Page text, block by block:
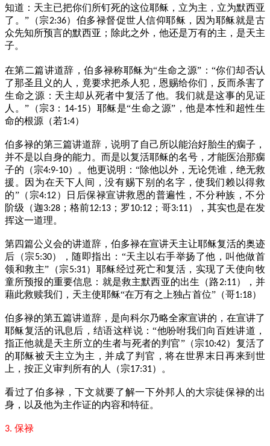
知道：天主已把你们所钉死的这位耶稣，立为主，立为默西亚
了。”（宗2:36）伯多禄督促世人信仰耶稣，因为耶稣就是古
众先知所预言的默西亚；除此之外，他还是万有的主，是天主
子。
在第二篇讲道辞，伯多禄称耶稣为“生命之源”：“你们却否认
了那圣且义的人，竟要求把杀人犯，恩赐给你们，反而杀害了
生命之源：天主却从死者中复活了他。我们就是这事的见证
人。”（宗3： 14-15）耶稣是“生命之源”，他是本性和超性生
命的根源（若1:4）
伯多禄的第三篇讲道辞，说明了自己所以能治好胎生的瘸子，
并不是以自身的能力。而是以复活耶稣的名号，才能医治那瘸
子的（宗4:9-10）。他更说明：“除他以外，无论凭谁，绝无救
援。因为在天下人间，没有赐下别的名字，使我们赖以得救
的”（宗4:12）日后保禄宣讲救恩的普遍性，不分种族，不分
阶级（迦3:28 ；格前12:13 ；罗10:12 ；哥3:11），其实也是在发
挥这一道理。
第四篇公义会的讲道辞，伯多禄在宣讲天主让耶稣复活的奥迹
后（宗5:30），随即指出：“天主以右手举扬了他，叫他做首
领和救主”（宗5:31）耶稣经过死亡和复活，实现了天使向牧
童所预报的重要信息：就是救主默西亚的出生（路2:11），并
藉此救赎我们，天主使耶稣“在万有之上独占首位”（哥1:18）
伯多禄的第五篇讲道辞，是向科尔乃略全家宣讲的，在宣讲了
耶稣复活的讯息后，结语这样说：“他吩咐我们向百姓讲道，
指正他就是天主所立的生者与死者的判官”（宗10:42）复活了
的耶稣被天主立为主，并成了判官，将在世界末日再来到世
上，按正义审判所有的人（宗17:31）。
看过了伯多禄，下文就要了解一下外邦人的大宗徒保禄的出
身，以及他为主作证的内容和特征。
3. 保禄